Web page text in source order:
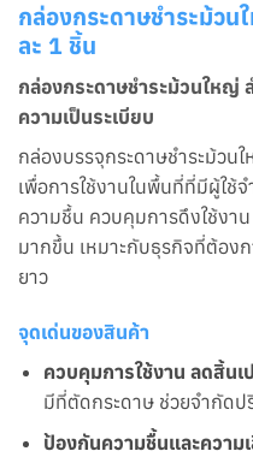
กล่องกระดาษชำระม้วน
ละ 1 ชิ้น
กล่องกระดาษชำระม้วนใหญ่
ความเป็นระเบียบ
กล่องบรรจุกระดาษชำระม้วน
เพื่อการใช้งานในพื้นที่ที่มีผู้ใช้
ความชื้น ควบคุมการดึงใช้งา
มากขึ้น เหมาะกับธุรกิจที่ต้อง
ยาว
จุดเด่นของสินค้า
ควบคุมการใช้งาน ลดสิ้นเ
มีที่ตัดกระดาษ ช่วยจำกัด
ป้องกันความชื้นและความ